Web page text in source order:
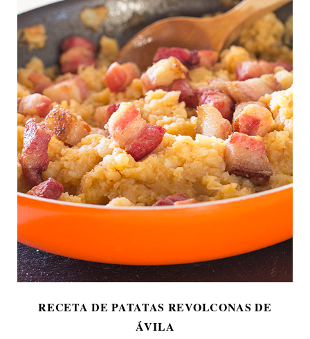
RECETA DE PATATAS REVOLCONAS DE
ÁVILA